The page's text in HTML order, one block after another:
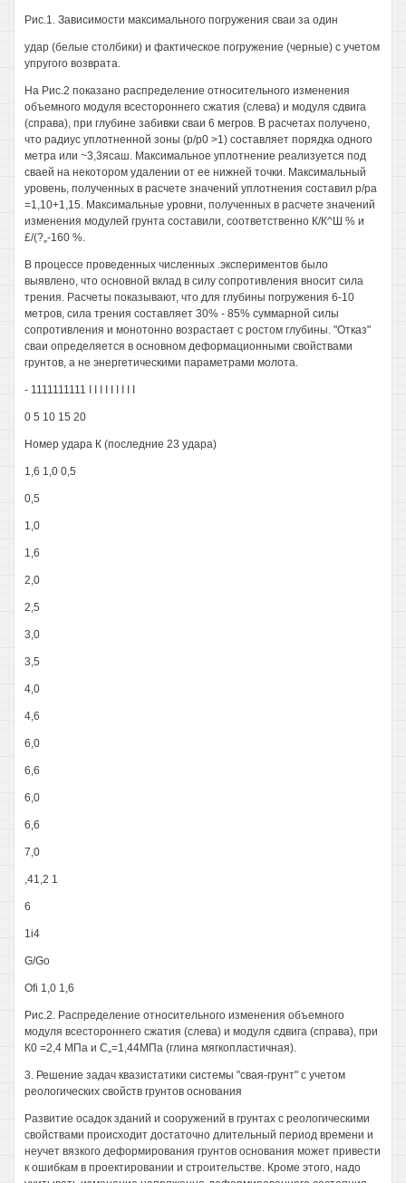
Рис.1. Зависимости максимального погружения сваи за один
удар (белые столбики) и фактическое погружение (черные) с учетом
упругого возврата.
На Рис.2 показано распределение относительного изменения
объемного модуля всестороннего сжатия (слева) и модуля сдвига
(справа), при глубине забивки сваи 6 мегров. В расчетах получено,
что радиус уплотненной зоны (р/р0 >1) составляет порядка одного
метра или ~3,3ясаш. Максимальное уплотнение реализуется под
сваей на некотором удалении от ее нижней точки. Максимальный
уровень, полученных в расчете значений уплотнения составил р/ра
=1,10+1,15. Максимальные уровни, полученных в расчете значений
изменения модулей грунта составили, соответственно К/К^Ш % и
£/(?„-160 %.
В процессе проведенных численных .экспериментов было
выявлено, что основной вклад в силу сопротивления вносит сила
трения. Расчеты показывают, что для глубины погружения 6-10
метров, сила трения составляет 30% - 85% суммарной силы
сопротивления и монотонно возрастает с ростом глубины. "Отказ"
сваи определяется в основном деформационными свойствами
грунтов, а не энергетическими параметрами молота.
- 1111111111 I I I I I I I I I
0 5 10 15 20
Номер удара К (последние 23 удара)
1,6 1,0 0,5
0,5
1,0
1,6
2,0
2,5
3,0
3,5
4,0
4,6
6,0
6,6
6,0
6,6
7,0
,41,2 1
6
1i4
G/Go
Ofi 1,0 1,6
Рис.2. Распределение относительного изменения объемного
модуля всестороннего сжатия (слева) и модуля сдвига (справа), при
К0 =2,4 МПа и С„=1,44МПа (глина мягкопластичная).
3. Решение задач квазистатики системы "свая-грунт" с учетом
реологических свойств грунтов основания
Развитие осадок зданий и сооружений в грунтах с реологическими
свойствами происходит достаточно длительный период времени и
неучет вязкого деформирования грунтов основания может привести
к ошибкам в проектировании и строительстве. Кроме этого, надо